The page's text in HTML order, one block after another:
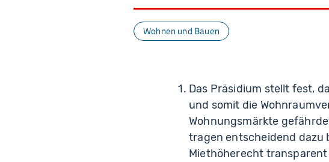
Wohnen und Bauen
Das Präsidium stellt fest,
und somit die
Wohnungsmärkte
tragen entscheidend dazu
Miethöherecht